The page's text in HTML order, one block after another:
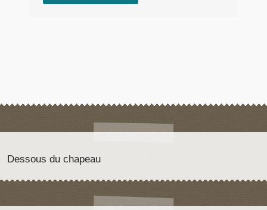
Dessous du chapeau